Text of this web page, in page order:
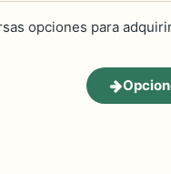
opciones para